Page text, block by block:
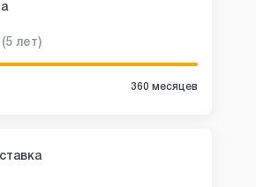
(5 лет)
360 месяцев